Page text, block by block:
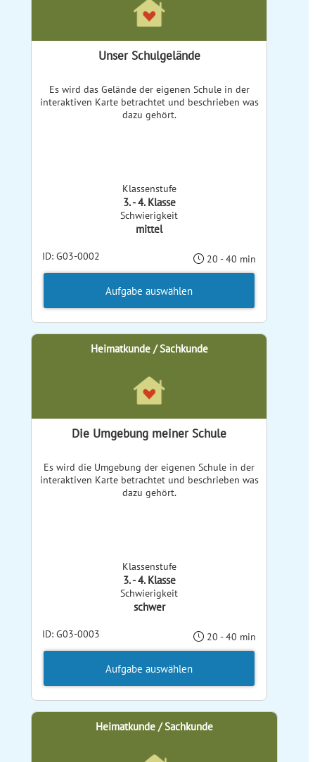
Unser Schulgelände
Es wird das Gelände der eigenen Schule in der
interaktiven Karte betrachtet und beschrieben was
dazu gehört.
Klassenstufe
3. - 4. Klasse
Schwierigkeit
mittel
ID: G03-0002 20 - 40 min
Aufgabe auswählen
Heimatkunde / Sachkunde
Die Umgebung meiner Schule
Es wird die Umgebung der eigenen Schule in der
interaktiven Karte betrachtet und beschrieben was
dazu gehört.
Klassenstufe
3. - 4. Klasse
Schwierigkeit
schwer
ID: G03-0003 20 - 40 min
Aufgabe auswählen
Heimatkunde / Sachkunde